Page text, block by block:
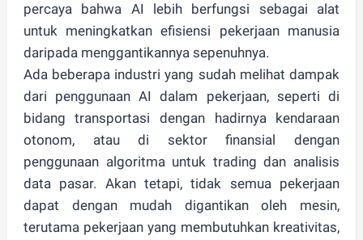
percaya bahwa AI lebih berfungsi sebagai alat
untuk meningkatkan efisiensi pekerjaan manusia
daripada menggantikannya sepenuhnya.
Ada beberapa industri yang sudah melihat dampak
dari penggunaan AI dalam pekerjaan, seperti di
bidang transportasi dengan hadirnya kendaraan
otonom, atau di sektor finansial dengan
penggunaan algoritma untuk trading dan analisis
data pasar. Akan tetapi, tidak semua pekerjaan
dapat dengan mudah digantikan oleh mesin,
terutama pekerjaan yang membutuhkan kreativitas,